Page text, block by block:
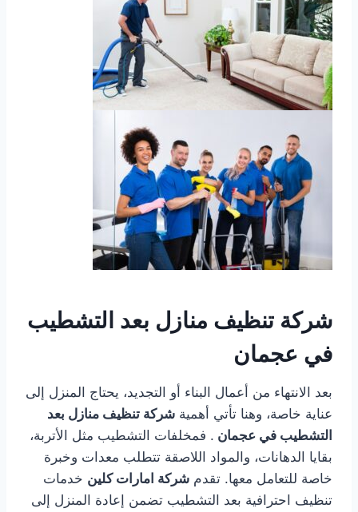
شركة تنظيف منازل بعد التشطيب
في عجمان
بعد الانتهاء من أعمال البناء أو التجديد، يحتاج المنزل إلى
عناية خاصة، وهنا تأتي أهمية شركة تنظيف منازل بعد
التشطيب في عجمان . فمخلفات التشطيب مثل الأتربة،
بقايا الدهانات، والمواد اللاصقة تتطلب معدات وخبرة
خاصة للتعامل معها. تقدم شركة امارات كلين خدمات
تنظيف احترافية بعد التشطيب تضمن إعادة المنزل إلى